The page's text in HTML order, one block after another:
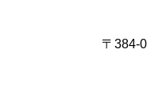
〒384-